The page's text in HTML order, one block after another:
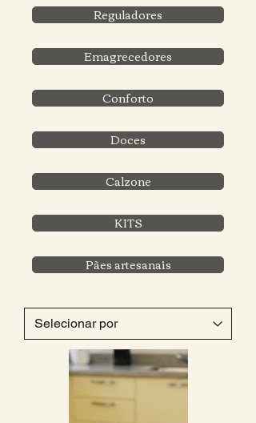
Reguladores
Emagrecedores
Conforto
Doces
Calzone
KITS
Pães artesanais